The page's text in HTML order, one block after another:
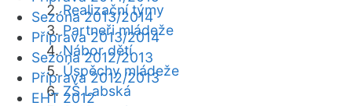
Realizační týmy
Partneři mládeže
Nábor dětí
Úspěchy mládeže
ZŠ Labská
Sezóna 2013/2014
Příprava 2013/2014
Sezóna 2012/2013
Příprava 2012/2013
EHT 2012